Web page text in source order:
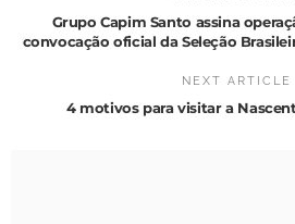
Grupo Capim Santo assina
convocação oficial da Seleção
NEXT ARTICLE
4 motivos para visitar a